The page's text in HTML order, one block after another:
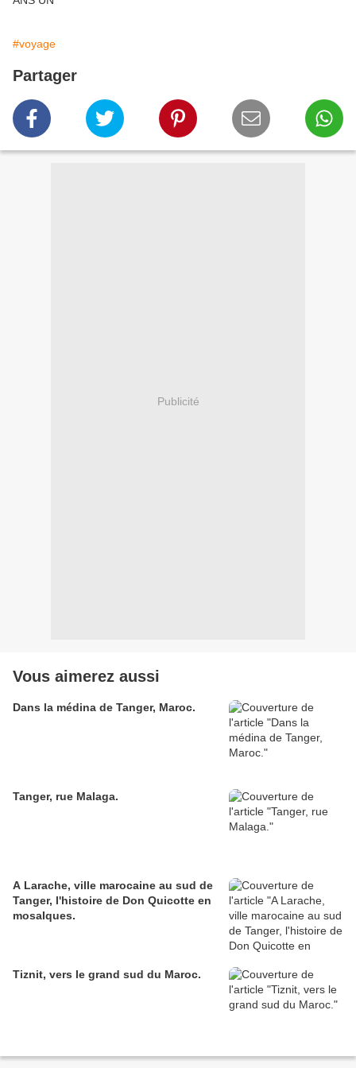
#voyage
Partager
Publicité
Vous aimerez aussi
Dans la médina de Tanger, Maroc.
Tanger, rue Malaga.
A Larache, ville marocaine au sud de
Tanger, l'histoire de Don Quicotte en
mosaIques.
Tiznit, vers le grand sud du Maroc.